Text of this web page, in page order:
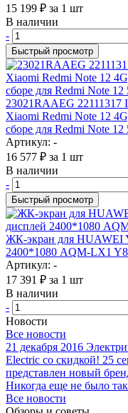
15 199 ₽ за 1 шт
В наличии
-
Быстрый просмотр
23021RAAEG
Xiaomi Redmi Note 12
сборе для Redmi Note 12
Артикул: -
16 577 ₽ за 1 шт
В наличии
-
Быстрый просмотр
ЖК-экран для HUAWEI
2400*1080 AQM-LX1
Артикул: -
17 391 ₽ за 1 шт
В наличии
-
Новости
Все новости
21 декабря 2016
Electric со скидкой! 25
представлен новый
Никогда еще не было
Все новости